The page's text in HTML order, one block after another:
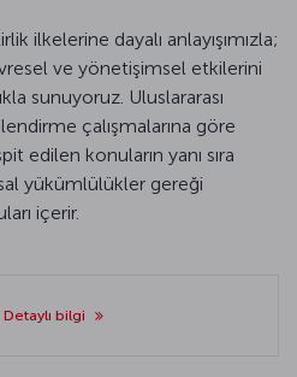
ilkelerine dayalı anlayışımızla;
ve yönetişimsel etkilerini
sunuyoruz. Uluslararası
çalışmalarına göre
edilen konuların yanı sıra
yükümlülükler gereği
içerir.
Detaylı bilgi